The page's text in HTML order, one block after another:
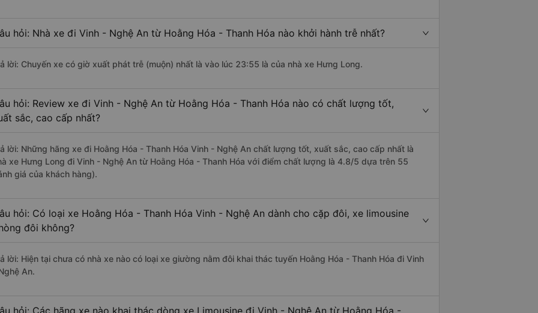
hỏi: Nhà xe đi Vinh - Nghệ An từ Hoằng Hóa - Thanh Hóa nào khởi hành trễ nhất?
lời: Chuyến xe có giờ xuất phát trễ (muộn) nhất là vào lúc 23:55 là của nhà xe Hưng Long.
hỏi: Review xe đi Vinh - Nghệ An từ Hoằng Hóa - Thanh Hóa nào có chất lượng tốt,
sắc, cao cấp nhất?
lời: Những hãng xe đi Hoằng Hóa - Thanh Hóa Vinh - Nghệ An chất lượng tốt, xuất sắc, cao cấp nhất là
xe Hưng Long đi Vinh - Nghệ An từ Hoằng Hóa - Thanh Hóa với điểm chất lượng là 4.8/5 dựa trên 55
giá của khách hàng).
hỏi: Có loại xe Hoằng Hóa - Thanh Hóa Vinh - Nghệ An dành cho cặp đôi, xe limousine
đôi không?
lời: Hiện tại chưa có nhà xe nào có loại xe giường nằm đôi khai thác tuyến Hoằng Hóa - Thanh Hóa đi Vinh
An.